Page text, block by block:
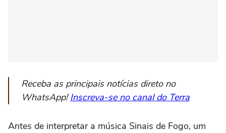
Receba as principais notícias direto no
WhatsApp!Inscreva-se no canal do Terra
Antes de interpretar a música Sinais de Fogo, um